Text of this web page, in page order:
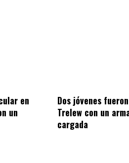
en
un
Dos jóvenes
Trelew con un
cargada